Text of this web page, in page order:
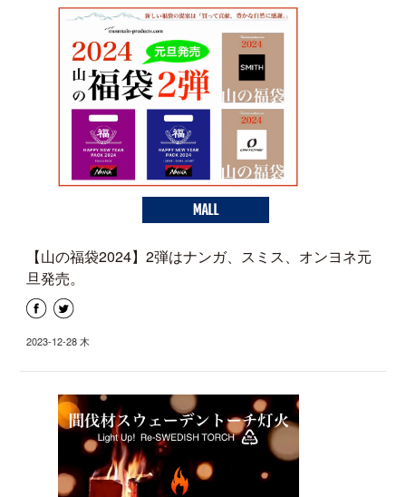
MALL
【山の福袋2024】2弾はナンガ、スミス、オンヨネ元
旦発売。
2023-12-28 木